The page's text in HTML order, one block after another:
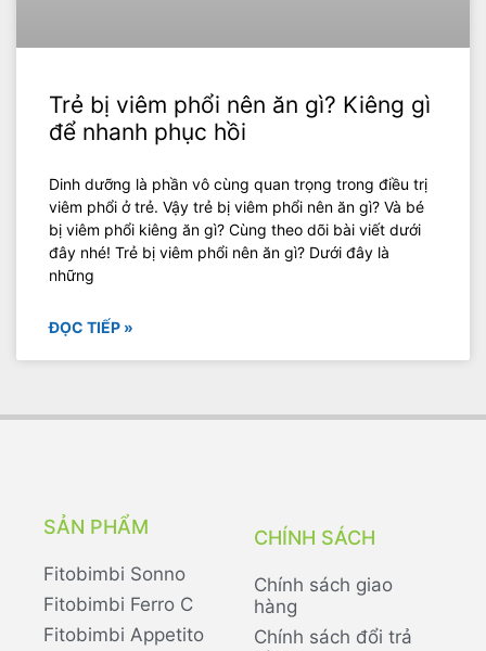
Trẻ bị viêm phổi nên ăn gì? Kiêng gì
để nhanh phục hồi
Dinh dưỡng là phần vô cùng quan trọng trong điều trị
viêm phổi ở trẻ. Vậy trẻ bị viêm phổi nên ăn gì? Và bé
bị viêm phổi kiêng ăn gì? Cùng theo dõi bài viết dưới
đây nhé! Trẻ bị viêm phổi nên ăn gì? Dưới đây là
những
ĐỌC TIẾP »
SẢN PHẨM
Fitobimbi Sonno
Fitobimbi Ferro C
Fitobimbi Appetito
CHÍNH SÁCH
Chính sách giao
hàng
Chính sách đổi trả